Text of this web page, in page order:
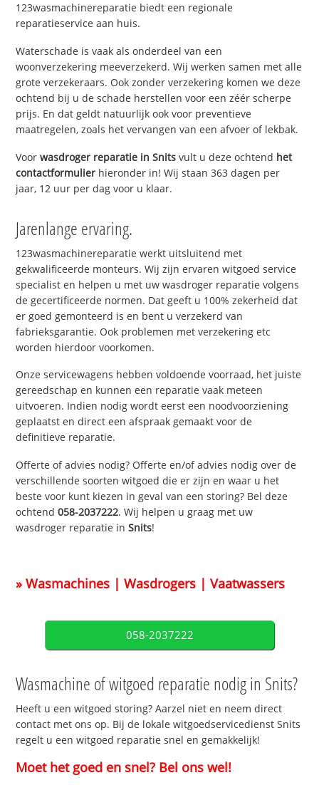
123wasmachinereparatie biedt een regionale
reparatieservice aan huis.
Waterschade is vaak als onderdeel van een
woonverzekering meeverzekerd. Wij werken samen met alle
grote verzekeraars. Ook zonder verzekering komen we deze
ochtend bij u de schade herstellen voor een zéér scherpe
prijs. En dat geldt natuurlijk ook voor preventieve
maatregelen, zoals het vervangen van een afvoer of lekbak.
Voorwasdroger reparatie in Snits vult u deze ochtend het
contactformulier hieronder in! Wij staan 363 dagen per
jaar, 12 uur per dag voor u klaar.
Jarenlange ervaring.
123wasmachinereparatie werkt uitsluitend met
gekwalificeerde monteurs. Wij zijn ervaren witgoed service
specialist en helpen u met uw wasdroger reparatie volgens
de gecertificeerde normen. Dat geeft u 100% zekerheid dat
er goed gemonteerd is en bent u verzekerd van
fabrieksgarantie. Ook problemen met verzekering etc
worden hierdoor voorkomen.
Onze servicewagens hebben voldoende voorraad, het juiste
gereedschap en kunnen een reparatie vaak meteen
uitvoeren. Indien nodig wordt eerst een noodvoorziening
geplaatst en direct een afspraak gemaakt voor de
definitieve reparatie.
Offerte of advies nodig? Offerte en/of advies nodig over de
verschillende soorten witgoed die er zijn en waar u het
beste voor kunt kiezen in geval van een storing? Bel deze
ochtend058-2037222. Wij helpen u graag met uw
wasdroger reparatie inSnits!
» Wasmachines | Wasdrogers | Vaatwassers
058-2037222
Wasmachine of witgoed reparatie nodig in Snits?
Heeft u een witgoed storing? Aarzel niet en neem direct
contact met ons op. Bij de lokale witgoedservicedienst Snits
regelt u een witgoed reparatie snel en gemakkelijk!
Moet het goed en snel? Bel ons wel!